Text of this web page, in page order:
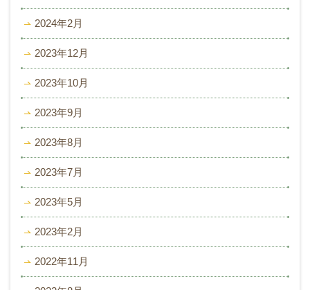
2024年2月
2023年12月
2023年10月
2023年9月
2023年8月
2023年7月
2023年5月
2023年2月
2022年11月